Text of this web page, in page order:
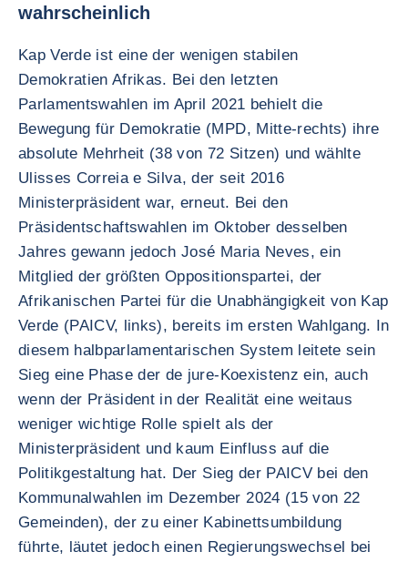
wahrscheinlich
Kap Verde ist eine der wenigen stabilen
Demokratien Afrikas. Bei den letzten
Parlamentswahlen im April 2021 behielt die
Bewegung für Demokratie (MPD, Mitte-rechts) ihre
absolute Mehrheit (38 von 72 Sitzen) und wählte
Ulisses Correia e Silva, der seit 2016
Ministerpräsident war, erneut. Bei den
Präsidentschaftswahlen im Oktober desselben
Jahres gewann jedoch José Maria Neves, ein
Mitglied der größten Oppositionspartei, der
Afrikanischen Partei für die Unabhängigkeit von Kap
Verde (PAICV, links), bereits im ersten Wahlgang. In
diesem halbparlamentarischen System leitete sein
Sieg eine Phase der de jure-Koexistenz ein, auch
wenn der Präsident in der Realität eine weitaus
weniger wichtige Rolle spielt als der
Ministerpräsident und kaum Einfluss auf die
Politikgestaltung hat. Der Sieg der PAICV bei den
Kommunalwahlen im Dezember 2024 (15 von 22
Gemeinden), der zu einer Kabinettsumbildung
führte, läutet jedoch einen Regierungswechsel bei